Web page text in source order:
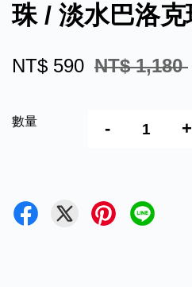
珠 / 淡水巴洛
NT$ 590 NT$ 1,180
數量 - +